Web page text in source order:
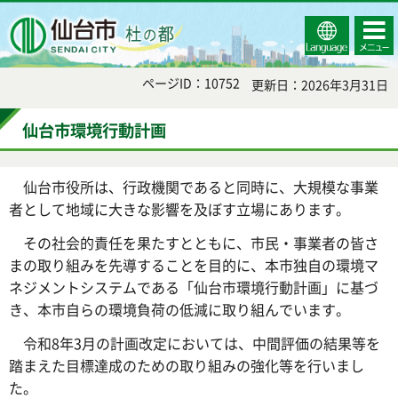
Select
Language
コンテ
ンツメ
ニュー
ページID：10752 更新日：2026年3月31日
仙台市環境行動計画
仙台市役所は、行政機関であると同時に、大規模な事業
者として地域に大きな影響を及ぼす立場にあります。
その社会的責任を果たすとともに、市民・事業者の皆さ
まの取り組みを先導することを目的に、本市独自の環境マ
ネジメントシステムである「仙台市環境行動計画」に基づ
き、本市自らの環境負荷の低減に取り組んでいます。
令和8年3月の計画改定においては、中間評価の結果等を
踏まえた目標達成のための取り組みの強化等を行いまし
た。